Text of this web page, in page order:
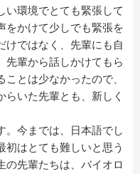
い環境でとても緊張して
をかけて少しでも緊張を
けではなく、先輩にも自
先輩から話しかけてもら
とは少なかったので、
いた先輩とも、新しく
。今までは、日本語でし
初はとても難しいと思う
の先輩たちは、バイオロ